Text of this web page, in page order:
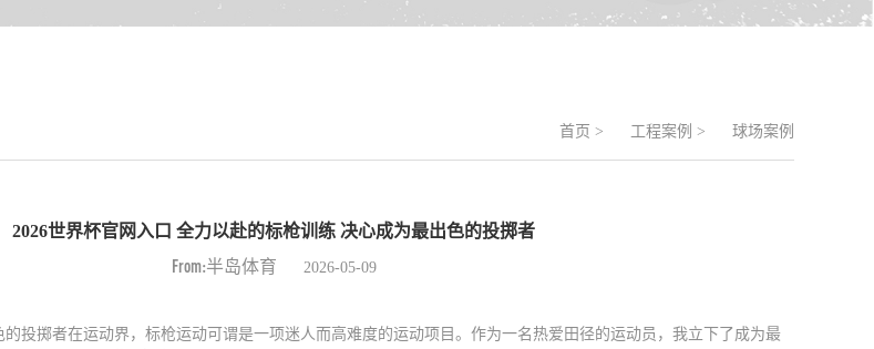
首页 > 工程案例 > 球场案例
2026世界杯官网入口 全力以赴的标枪训练 决心成为最出色的投掷者
From:半岛体育 2026-05-09
投掷者在运动界，标枪运动可谓是一项迷人而高难度的运动项目。作为一名热爱田径的运动员，我立下了成为最